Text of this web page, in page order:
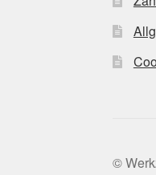
©